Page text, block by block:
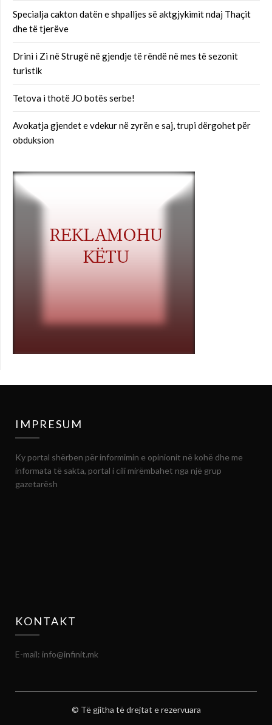
Specialja cakton datën e shpalljes së aktgjykimit ndaj Thaçit
dhe të tjerëve
Drini i Zi në Strugë në gjendje të rëndë në mes të sezonit
turistik
Tetova i thotë JO botës serbe!
Avokatja gjendet e vdekur në zyrën e saj, trupi dërgohet për
obduksion
IMPRESUM
Ky portal shërben për informimin e opinionit në kohë dhe me
informata të sakta, portal i cili mirëmbahet nga një grup
gazetarësh
KONTAKT
E-mail: info@infinit.mk
© Të gjitha të drejtat e rezervuara